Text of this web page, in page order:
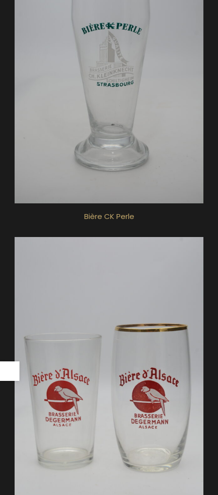
Bière CK Perle